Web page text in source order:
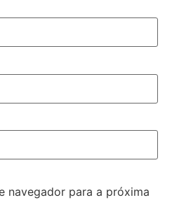
navegador para a próxima